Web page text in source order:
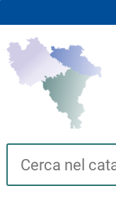
Cerca su "Catalogo"